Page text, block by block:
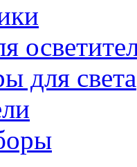
для света